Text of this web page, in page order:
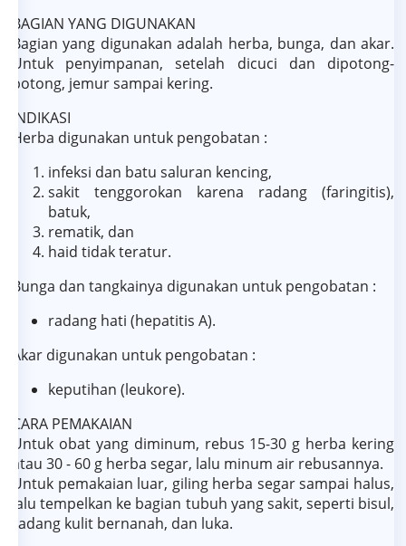
BAGIAN YANG DIGUNAKAN
Bagian yang digunakan adalah herba, bunga, dan akar.
Untuk penyimpanan, setelah dicuci dan dipotong-
potong, jemur sampai kering.
INDIKASI
Herba digunakan untuk pengobatan :
infeksi dan batu saluran kencing,
sakit tenggorokan karena radang (faringitis),
batuk,
rematik, dan
haid tidak teratur.
Bunga dan tangkainya digunakan untuk pengobatan :
radang hati (hepatitis A).
Akar digunakan untuk pengobatan :
keputihan (leukore).
CARA PEMAKAIAN
Untuk obat yang diminum, rebus 15-30 g herba kering
atau 30 - 60 g herba segar, lalu minum air rebusannya.
Untuk pemakaian luar, giling herba segar sampai halus,
lalu tempelkan ke bagian tubuh yang sakit, seperti bisul,
radang kulit bernanah, dan luka.